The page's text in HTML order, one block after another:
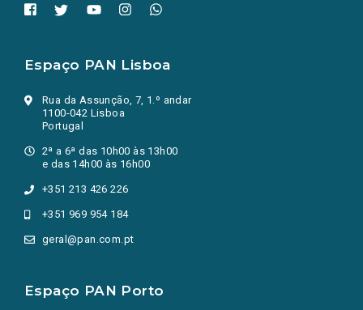
Espaço PAN Lisboa
Rua da Assunção, 7, 1.º andar
1100-042 Lisboa
Portugal
2ª a 6ª das 10h00 às 13h00
e das 14h00 às 16h00
+351 213 426 226
+351 969 954 184
geral@pan.com.pt
Espaço PAN Porto